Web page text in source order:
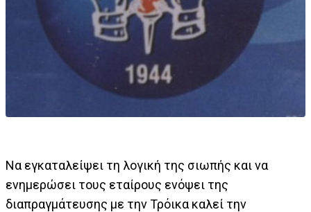
Να εγκαταλείψει τη λογική της σιωπής και να
ενημερώσει τους εταίρους ενόψει της
διαπραγμάτευσης με την Τρόικα καλεί την